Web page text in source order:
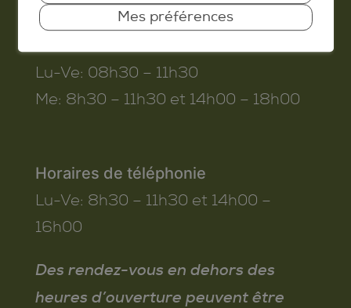
Lu-Ve: 08h30 – 11h30
Me: 8h30 – 11h30 et 14h00 – 18h00
Horaires de téléphonie
Lu-Ve: 8h30 – 11h30 et 14h00 –
16h00
Des rendez-vous en dehors des
heures d’ouverture peuvent être
Mes préférences